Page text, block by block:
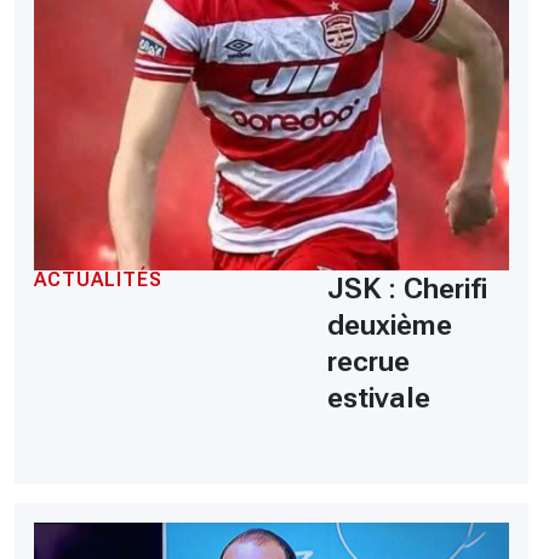
ACTUALITÉS
JSK : Cherifi
deuxième
recrue
estivale